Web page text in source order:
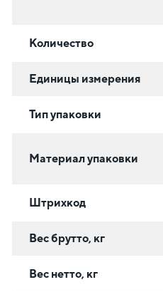
Количество
Единицы измерения
Тип упаковки
Материал упаковки
Штрихкод
Вес брутто, кг
Вес нетто, кг